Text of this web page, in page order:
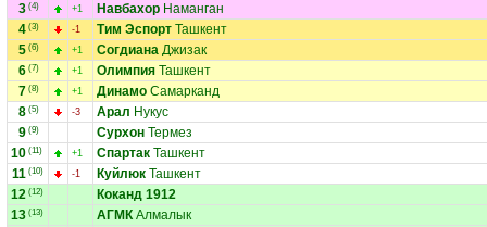
3 (4) +1 Навбахор Наманган
4 (3) -1 Тим Эспорт Ташкент
5 (6) +1 Согдиана Джизак
6 (7) +1 Олимпия Ташкент
7 (8) +1 Динамо Самарканд
8 (5) -3 Арал Нукус
9 (9) Сурхон Термез
10 (11) +1 Спартак Ташкент
11 (10) -1 Куйлюк Ташкент
12 (12)
Коканд 1912
13 (13) АГМК Алмалык